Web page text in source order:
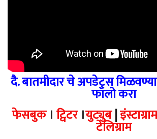
दै. बातमीदार चे अपडेट्स
फॉलो करा
फेसबुक। ट्विटर।युट्युब|इंस्टाग्राम
टेलिग्राम